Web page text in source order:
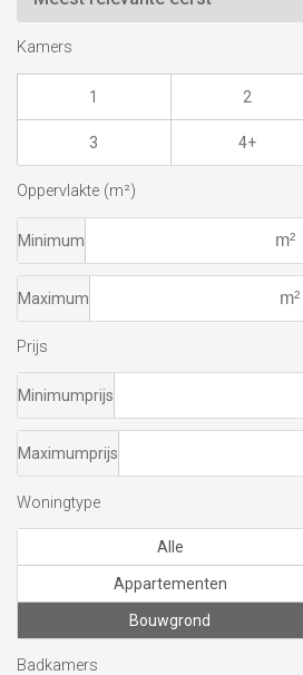
Kamers
1 2
3 4+
Oppervlakte (m²)
Minimum
Maximum
Prijs
Minimumprijs
Maximumprijs
Woningtype
Alle
Appartementen
Bouwgrond
Badkamers